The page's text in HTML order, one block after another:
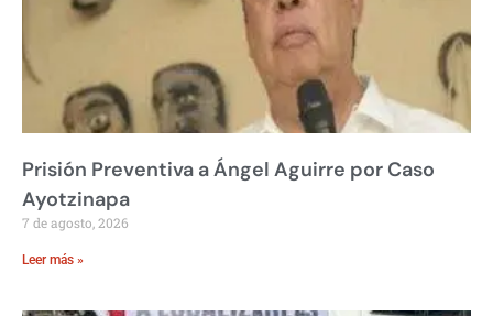
Prisión Preventiva a Ángel Aguirre por Caso
Ayotzinapa
7 de agosto, 2026
Leer más »